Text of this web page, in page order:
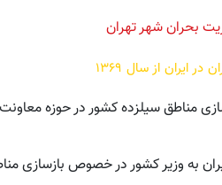
بحران شهر تهران
ایران از سال ۱۳۶۹
به وزیر کشور در خصوص بازسازی مناطق